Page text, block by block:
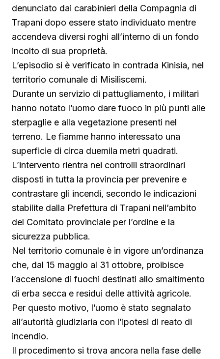
denunciato dai carabinieri della Compagnia di
Trapani dopo essere stato individuato mentre
accendeva diversi roghi all’interno di un fondo
incolto di sua proprietà.
L’episodio si è verificato in contrada Kinisia, nel
territorio comunale di Misiliscemi.
Durante un servizio di pattugliamento, i militari
hanno notato l’uomo dare fuoco in più punti alle
sterpaglie e alla vegetazione presenti nel
terreno. Le fiamme hanno interessato una
superficie di circa duemila metri quadrati.
L’intervento rientra nei controlli straordinari
disposti in tutta la provincia per prevenire e
contrastare gli incendi, secondo le indicazioni
stabilite dalla Prefettura di Trapani nell’ambito
del Comitato provinciale per l’ordine e la
sicurezza pubblica.
Nel territorio comunale è in vigore un’ordinanza
che, dal 15 maggio al 31 ottobre, proibisce
l’accensione di fuochi destinati allo smaltimento
di erba secca e residui delle attività agricole.
Per questo motivo, l’uomo è stato segnalato
all’autorità giudiziaria con l’ipotesi di reato di
incendio.
Il procedimento si trova ancora nella fase delle